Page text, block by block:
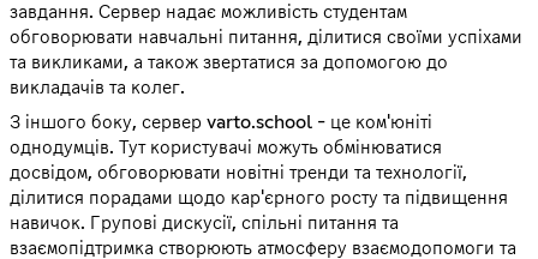
завдання. Сервер надає можливість студентам
обговорювати навчальні питання, ділитися своїми успіхами
та викликами, а також звертатися за допомогою до
викладачів та колег.
З іншого боку, сервер varto.school - це ком'юніті
однодумців. Тут користувачі можуть обмінюватися
досвідом, обговорювати новітні тренди та технології,
ділитися порадами щодо кар'єрного росту та підвищення
навичок. Групові дискусії, спільні питання та
взаємопідтримка створюють атмосферу взаємодопомоги та